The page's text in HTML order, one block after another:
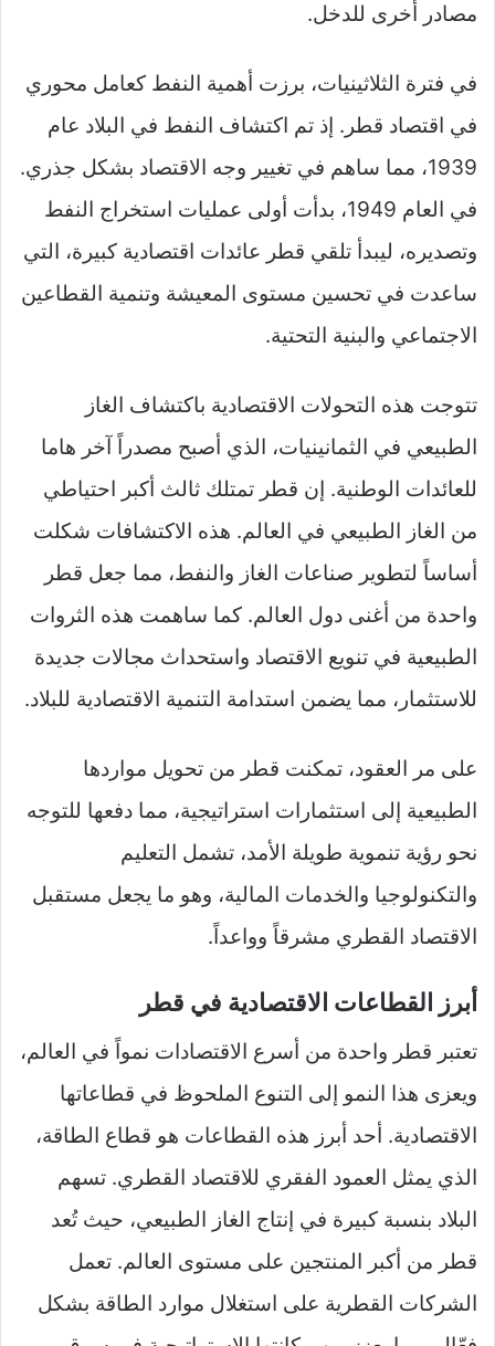
مصادر أخرى للدخل.
في فترة الثلاثينيات، برزت أهمية النفط كعامل محوري
في اقتصاد قطر. إذ تم اكتشاف النفط في البلاد عام
1939، مما ساهم في تغيير وجه الاقتصاد بشكل جذري.
في العام 1949، بدأت أولى عمليات استخراج النفط
وتصديره، ليبدأ تلقي قطر عائدات اقتصادية كبيرة، التي
ساعدت في تحسين مستوى المعيشة وتنمية القطاعين
الاجتماعي والبنية التحتية.
تتوجت هذه التحولات الاقتصادية باكتشاف الغاز
الطبيعي في الثمانينيات، الذي أصبح مصدراً آخر هاما
للعائدات الوطنية. إن قطر تمتلك ثالث أكبر احتياطي
من الغاز الطبيعي في العالم. هذه الاكتشافات شكلت
أساساً لتطوير صناعات الغاز والنفط، مما جعل قطر
واحدة من أغنى دول العالم. كما ساهمت هذه الثروات
الطبيعية في تنويع الاقتصاد واستحداث مجالات جديدة
للاستثمار، مما يضمن استدامة التنمية الاقتصادية للبلاد.
على مر العقود، تمكنت قطر من تحويل مواردها
الطبيعية إلى استثمارات استراتيجية، مما دفعها للتوجه
نحو رؤية تنموية طويلة الأمد، تشمل التعليم
والتكنولوجيا والخدمات المالية، وهو ما يجعل مستقبل
الاقتصاد القطري مشرقاً وواعداً.
أبرز القطاعات الاقتصادية في قطر
تعتبر قطر واحدة من أسرع الاقتصادات نمواً في العالم،
ويعزى هذا النمو إلى التنوع الملحوظ في قطاعاتها
الاقتصادية. أحد أبرز هذه القطاعات هو قطاع الطاقة،
الذي يمثل العمود الفقري للاقتصاد القطري. تسهم
البلاد بنسبة كبيرة في إنتاج الغاز الطبيعي، حيث تُعد
قطر من أكبر المنتجين على مستوى العالم. تعمل
الشركات القطرية على استغلال موارد الطاقة بشكل